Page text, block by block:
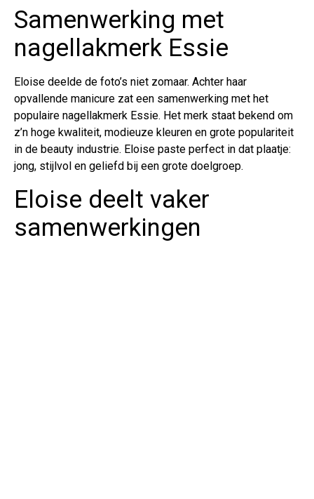
Samenwerking met
nagellakmerk Essie
Eloise deelde de foto’s niet zomaar. Achter haar
opvallende manicure zat een samenwerking met het
populaire nagellakmerk Essie. Het merk staat bekend om
z’n hoge kwaliteit, modieuze kleuren en grote populariteit
in de beauty industrie. Eloise paste perfect in dat plaatje:
jong, stijlvol en geliefd bij een grote doelgroep.
Eloise deelt vaker
samenwerkingen